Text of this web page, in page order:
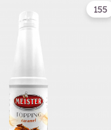
155